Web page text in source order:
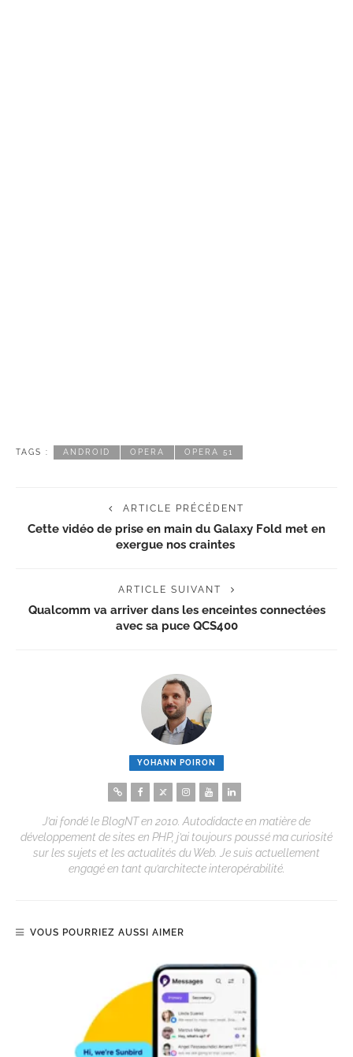
TAGS : ANDROID OPERA OPERA 51
ARTICLE PRÉCÉDENT
Cette vidéo de prise en main du Galaxy Fold met en
exergue nos craintes
ARTICLE SUIVANT
Qualcomm va arriver dans les enceintes connectées
avec sa puce QCS400
YOHANN POIRON
J’ai fondé le BlogNT en 2010. Autodidacte en matière de
développement de sites en PHP, j’ai toujours poussé ma curiosité
sur les sujets et les actualités du Web. Je suis actuellement
engagé en tant qu’architecte interopérabilité.
VOUS POURRIEZ AUSSI AIMER